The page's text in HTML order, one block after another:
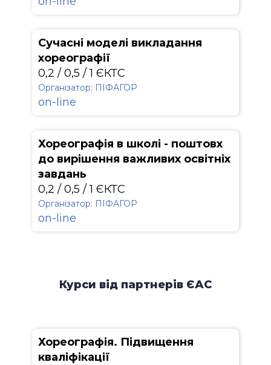
Сучасні моделі викладання
хореографії
0,2 / 0,5 / 1 ЄКТС
Організатор: ПІФАГОР
on-line
Хореографія в школі - поштовх
до вирішення важливих освітніх
завдань
0,2 / 0,5 / 1 ЄКТС
Організатор: ПІФАГОР
on-line
Курси від партнерів ЄАС
Хореографія. Підвищення
кваліфікації